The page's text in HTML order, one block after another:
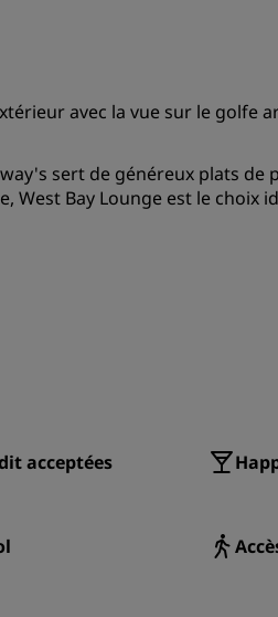
avec la vue sur le golfe
sert de généreux plats de
Bay Lounge est le choix
acceptées